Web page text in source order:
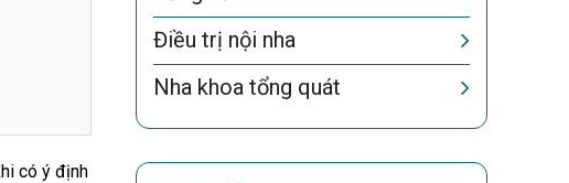
có ý định
Điều trị nội nha
Nha khoa tổng quát